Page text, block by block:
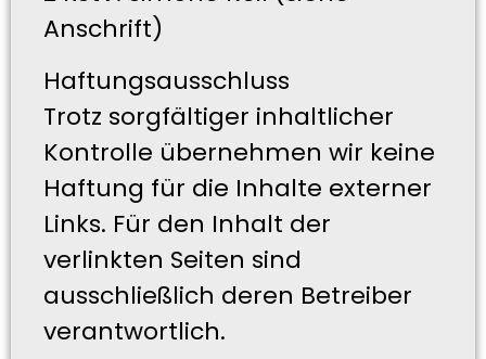
Anschrift)
Haftungsausschluss
Trotz sorgfältiger inhaltlicher
Kontrolle übernehmen wir keine
Haftung für die Inhalte externer
Links. Für den Inhalt der
verlinkten Seiten sind
ausschließlich deren Betreiber
verantwortlich.